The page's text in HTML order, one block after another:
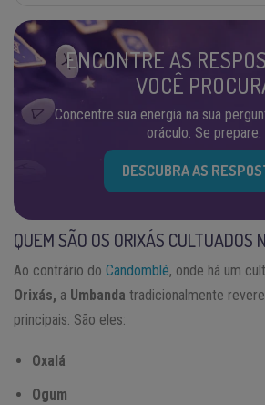
ENCONTRE AS
VOCÊ
Concentre sua energia na sua
oráculo. Se prepare.
DESCUBRA AS
QUEM SÃO OS ORIXÁS CULTUADOS
Ao contrário do Candomblé, onde há um
Orixás, a Umbanda tradicionalmente
principais. São eles:
Oxalá
Ogum